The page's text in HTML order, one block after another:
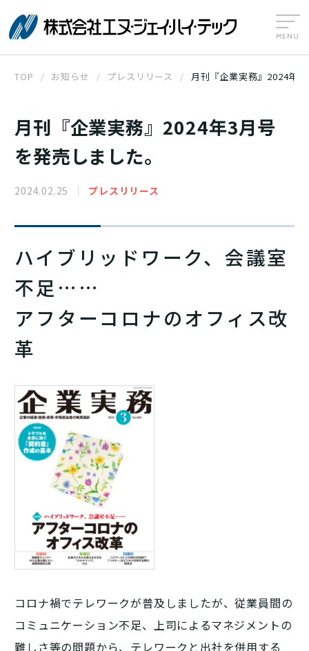
TOP お知らせ プレスリリース 月刊『企業実務』2024年3
月刊『企業実務』2024年3月号
を発売しました。
2024.02.25 プレスリリース
ハイブリッドワーク、会議室
不足……
アフターコロナのオフィス改
革
コロナ禍でテレワークが普及しましたが、従業員間の
コミュニケーション不足、上司によるマネジメントの
難しさ等の問題から、テレワークと出社を併用する